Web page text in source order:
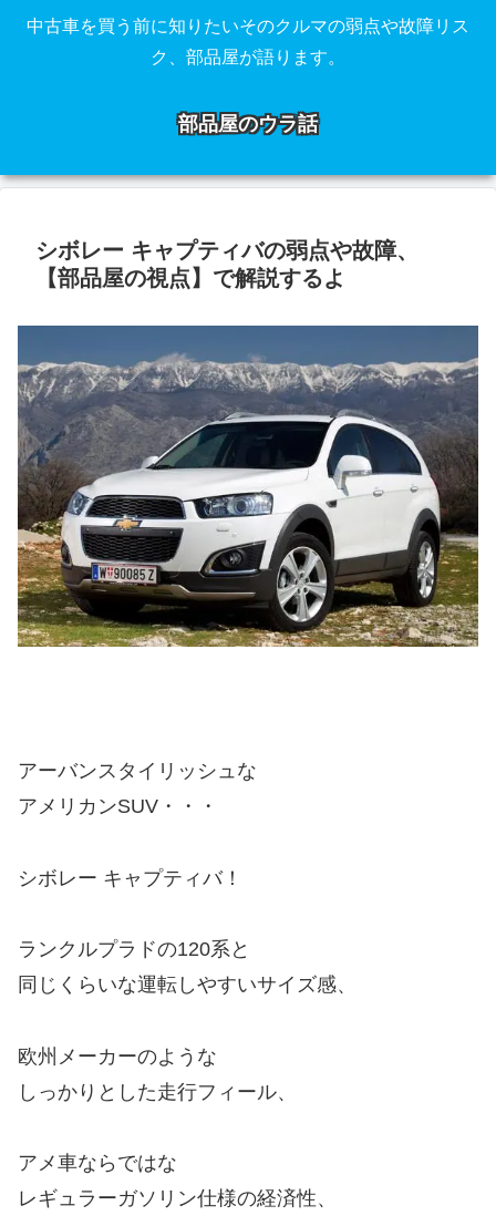
中古車を買う前に知りたいそのクルマの弱点や故障リス
ク、部品屋が語ります。
部品屋のウラ話
シボレー キャプティバの弱点や故障、
【部品屋の視点】で解説するよ
アーバンスタイリッシュな
アメリカンSUV・・・
シボレー キャプティバ！
ランクルプラドの120系と
同じくらいな運転しやすいサイズ感、
欧州メーカーのような
しっかりとした走行フィール、
アメ車ならではな
レギュラーガソリン仕様の経済性、